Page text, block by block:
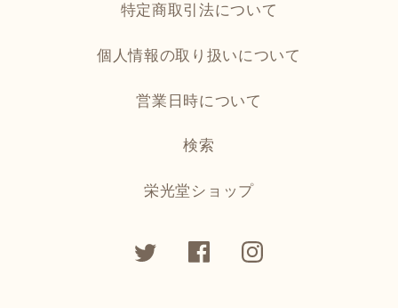
特定商取引法について
個人情報の取り扱いについて
営業日時について
検索
栄光堂ショップ